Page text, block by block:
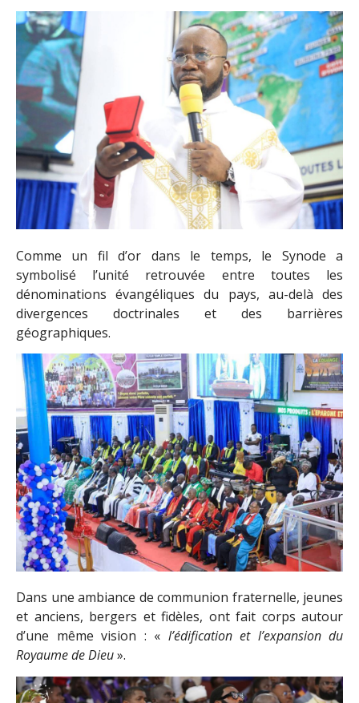
Comme un fil d’or dans le temps, le Synode a
symbolisé l’unité retrouvée entre toutes les
dénominations évangéliques du pays, au-delà des
divergences doctrinales et des barrières
géographiques.
Dans une ambiance de communion fraternelle, jeunes
et anciens, bergers et fidèles, ont fait corps autour
d’une même vision : « l’édification et l’expansion du
Royaume de Dieu».